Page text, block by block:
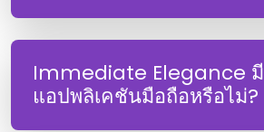
Immediate Elegance มี
แอปพลิเคชันมือถือหรือไม่?